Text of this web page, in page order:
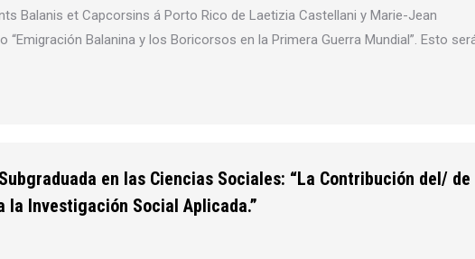
Balanis et Capcorsins á Porto Rico de Laetizia Castellani y Marie-Jean
Balanina y los Boricorsos en la Primera Guerra Mundial”. Esto
en las Ciencias Sociales: “La Contribución del/ de
la Investigación Social Aplicada.”